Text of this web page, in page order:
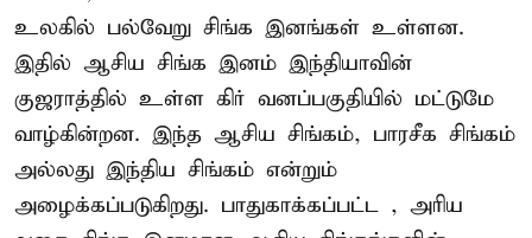
உலகில் பல்வேறு சிங்க இனங்கள் உள்ளன.
இதில் ஆசிய சிங்க இனம் இந்தியாவின்
குஜராத்தில் உள்ள கிர் வனப்பகுதியில் மட்டுமே
வாழ்கின்றன. இந்த ஆசிய சிங்கம், பாரசீக சிங்கம்
அல்லது இந்திய சிங்கம் என்றும்
அழைக்கப்படுகிறது. பாதுகாக்கப்பட்ட , அரிய